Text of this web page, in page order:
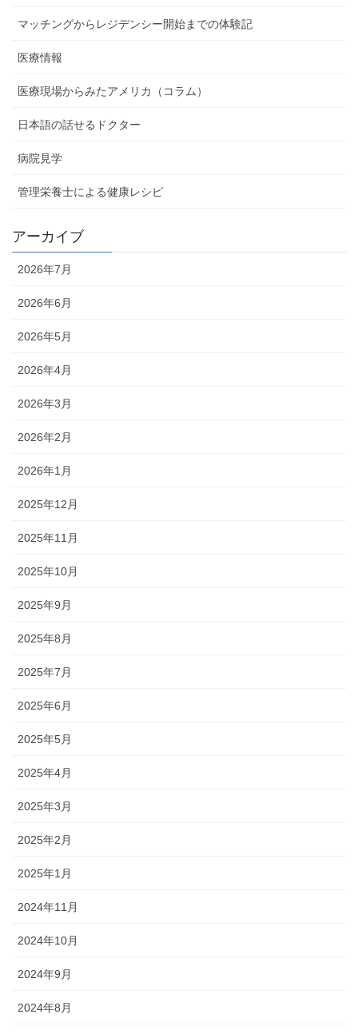
マッチングからレジデンシー開始までの体験記
医療情報
医療現場からみたアメリカ（コラム）
日本語の話せるドクター
病院見学
管理栄養士による健康レシピ
アーカイブ
2026年7月
2026年6月
2026年5月
2026年4月
2026年3月
2026年2月
2026年1月
2025年12月
2025年11月
2025年10月
2025年9月
2025年8月
2025年7月
2025年6月
2025年5月
2025年4月
2025年3月
2025年2月
2025年1月
2024年11月
2024年10月
2024年9月
2024年8月